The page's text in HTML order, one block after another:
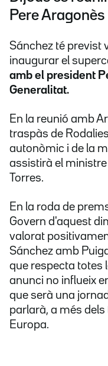
Pere Aragonès
Sánchez té previst
inaugurar el
amb el president
Generalitat.
En la reunió amb
traspàs de
autonòmic i de la
assistirà el
Torres.
En la roda de
Govern d'aquest
valorat
Sánchez amb
que respecta totes
anunci no influeix
que serà una
parlarà, a més
Europa.